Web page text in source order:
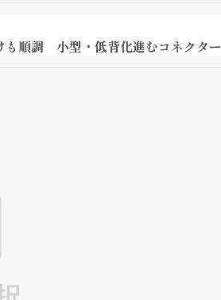
順調 小型・低背化進むコネクター